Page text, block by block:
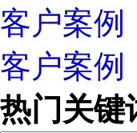
客户案例
客户案例
热门关键